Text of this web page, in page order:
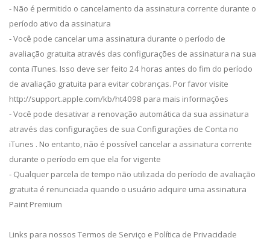
- Não é permitido o cancelamento da assinatura corrente durante o
período ativo da assinatura
- Você pode cancelar uma assinatura durante o período de
avaliação gratuita através das configurações de assinatura na sua
conta iTunes. Isso deve ser feito 24 horas antes do fim do período
de avaliação gratuita para evitar cobranças. Por favor visite
http://support.apple.com/kb/ht4098 para mais informações
- Você pode desativar a renovação automática da sua assinatura
através das configurações de sua Configurações de Conta no
iTunes . No entanto, não é possível cancelar a assinatura corrente
durante o período em que ela for vigente
- Qualquer parcela de tempo não utilizada do período de avaliação
gratuita é renunciada quando o usuário adquire uma assinatura
Paint Premium
Links para nossos Termos de Serviço e Política de Privacidade